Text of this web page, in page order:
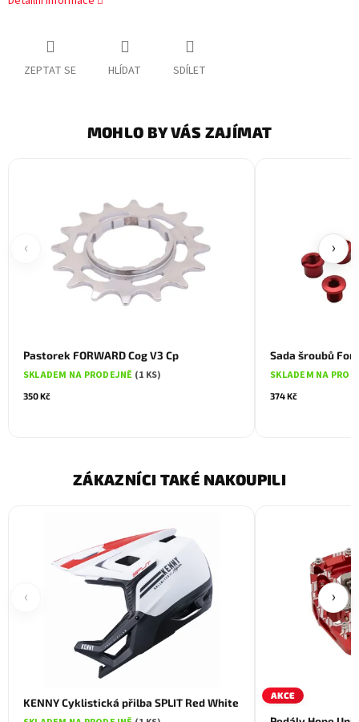
ZEPTAT SE HLÍDAT SDÍLET
MOHLO BY VÁS ZAJÍMAT
‹
Pastorek FORWARD Cog V3 Cp
SKLADEM NA PRODEJNĚ (1 KS)
350 Kč
Sada šroubů
SKLADEM NA
374 Kč
›
ZÁKAZNÍCI TAKÉ NAKOUPILI
‹
KENNY Cyklistická přilba SPLIT Red White
AKCE
›